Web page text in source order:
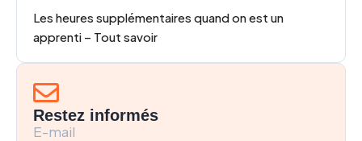
Les heures supplémentaires quand on est un
apprenti – Tout savoir
Restez informés
E-mail